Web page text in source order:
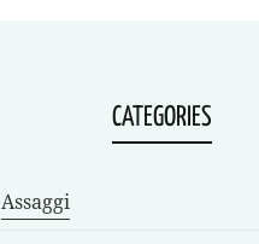
CATEGORIES
Assaggi